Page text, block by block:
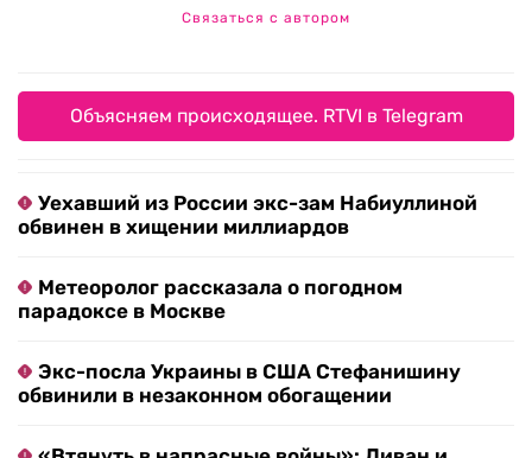
Связаться с автором
Объясняем происходящее. RTVI в Telegram
Уехавший из России экс-зам Набиуллиной
обвинен в хищении миллиардов
Метеоролог рассказала о погодном
парадоксе в Москве
Экс-посла Украины в США Стефанишину
обвинили в незаконном обогащении